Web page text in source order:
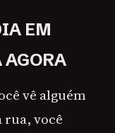
EM
AGORA
vê alguém
rua, você